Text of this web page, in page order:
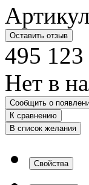
Оставить отзыв
495 123
Нет в
Сообщить о
К сравнению
В список желания
Свойства